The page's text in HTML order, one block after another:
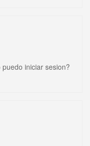
iniciar sesion?